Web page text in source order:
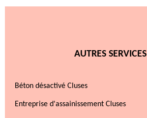
AUTRES SERVICES
Béton désactivé Cluses
Entreprise d'assainissement Cluses